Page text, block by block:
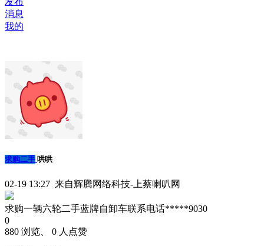
消息
我的
求购二手 哄哄
02-19 13:27 来自辉腾网络科技-上蔡喇叭网
求购一辆六轮二手蓝牌自卸车联系电话*****9030
0
880 浏览、 0 人点赞